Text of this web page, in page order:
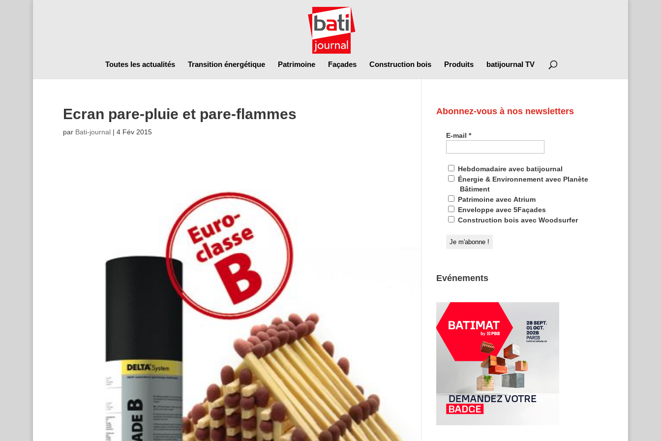
Toutes les actualités Transition énergétique Patrimoine Façades Construction bois Produits batijournal TV
Ecran pare-pluie et pare-flammes
par Bati-journal| 4 Fév 2015
Abonnez-vous à nos newsletters
E-mail*
Hebdomadaire avec batijournal
Énergie & Environnement avec Planète
Bâtiment
Patrimoine avec Atrium
Enveloppe avec 5Façades
Construction bois avec Woodsurfer
Evénements